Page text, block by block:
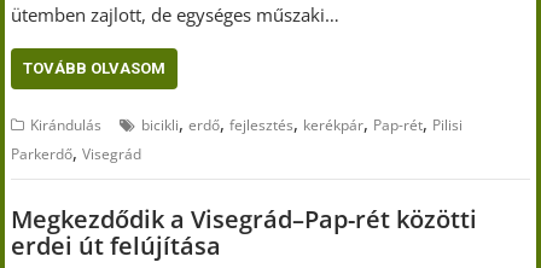
ütemben zajlott, de egységes műszaki…
TOVÁBB OLVASOM
Kirándulás bicikli,erdő,fejlesztés, kerékpár, Pap-rét, Pilisi
Parkerdő,Visegrád
Megkezdődik a Visegrád–Pap-rét közötti
erdei út felújítása